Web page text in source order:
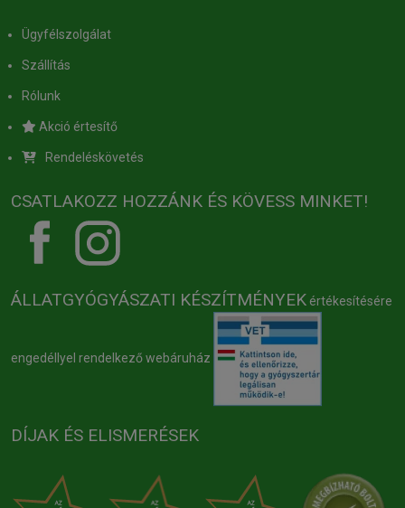
Ügyfélszolgálat
Szállítás
Rólunk
Akció értesítő
Rendeléskövetés
CSATLAKOZZ HOZZÁNK ÉS KÖVESS MINKET!
ÁLLATGYÓGYÁSZATI KÉSZÍTMÉNYEK értékesítésére
engedéllyel rendelkező webáruház
DÍJAK ÉS ELISMERÉSEK